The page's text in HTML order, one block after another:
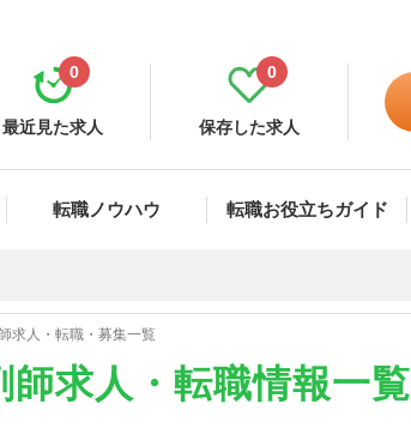
最近見た求人
0
保存した求人
0
転職ノウハウ 転職お役立ちガイド
求人・転職・募集一覧
求人・転職情報一覧